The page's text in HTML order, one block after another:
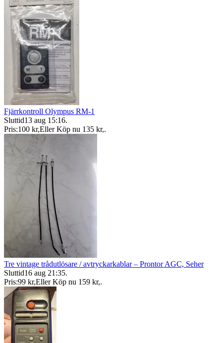
Fjärrkontroll Olympus RM-1
Sluttid13 aug 15:16.
Pris:100 kr,Eller Köp nu 135 kr,.
Tre vintage trådutlösare / avtryckarkablar – Prontor AGC, Seher
Sluttid16 aug 21:35.
Pris:99 kr,Eller Köp nu 159 kr,.